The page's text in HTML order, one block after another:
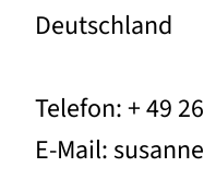
Deutschland
Telefon: + 49
E-Mail: